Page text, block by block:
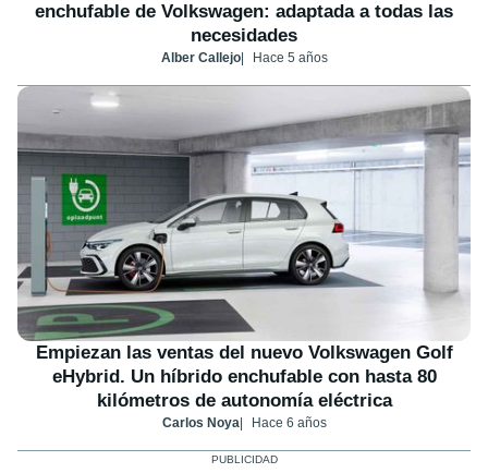
enchufable de Volkswagen: adaptada a todas las
necesidades
Alber Callejo Hace 5 años
Empiezan las ventas del nuevo Volkswagen Golf
eHybrid. Un híbrido enchufable con hasta 80
kilómetros de autonomía eléctrica
Carlos Noya Hace 6 años